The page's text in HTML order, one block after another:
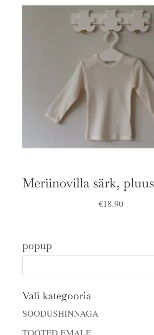
€6.90.€4.90.
Meriinovilla särk, pluus
€18.90
popup
Vali kategooria
SOODUSHINNAGA